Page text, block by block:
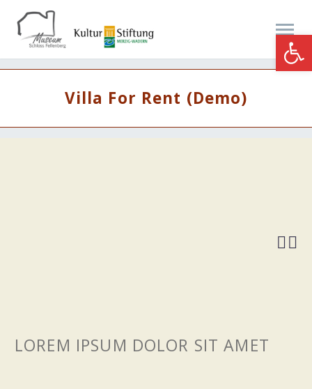
Villa For Rent (Demo)

LOREM IPSUM DOLOR SIT AMET